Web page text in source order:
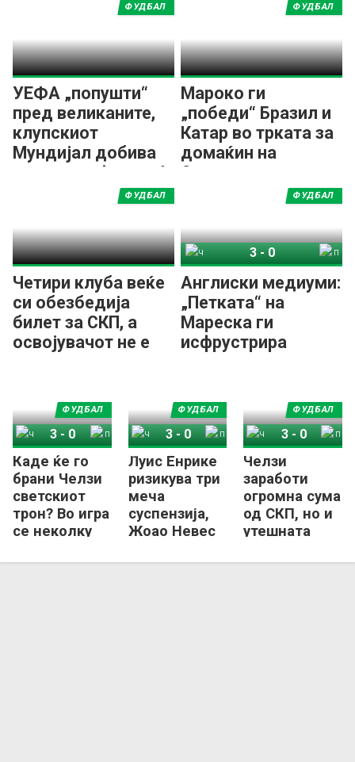
УЕФА „попушти“
пред великаните,
клупскиот
Мундијал добива
проширен формат!
ФУДБАЛ
Мароко ги
„победи“ Бразил и
Катар во трката за
домаќин на
Светско клупско
првенство во
ФУДБАЛ
Четири клуба веќе
си обезбедија
билет за СКП, а
освојувачот не е
ФУДБАЛ
Англиски медиуми:
„Петката“ на
Мареска ги
исфрустрира
ФУДБАЛ
3-0
Каде ќе го
брани Челзи
светскиот
трон? Во игра
се неколку
една испрати
ФУДБАЛ
Челзи
3 - 0
Луис Енрике
ризикува три
меча
суспензија,
Жоао Невес
Суперкупот
ФУДБАЛ
Челзи
3- 0
ПСЖ
Челзи
заработи
огромна сума
од СКП, но и
утешната
ПСЖ не е
ФУДБАЛ
Челзи
3- 0